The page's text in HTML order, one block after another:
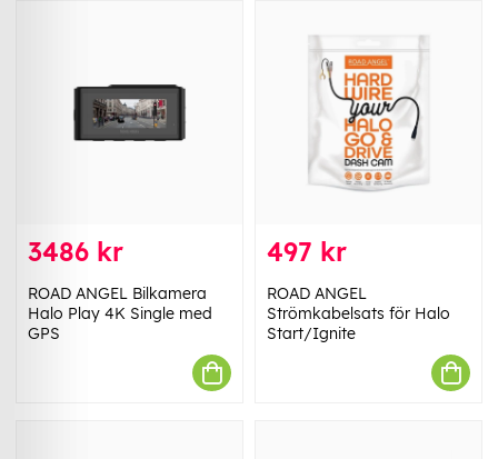
3486 kr
ROAD ANGEL Bilkamera
Halo Play 4K Single med
GPS
497 kr
ROAD ANGEL
Strömkabelsats för Halo
Start/Ignite